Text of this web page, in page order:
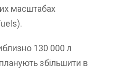
масштабах
130 000 л
збільшити в